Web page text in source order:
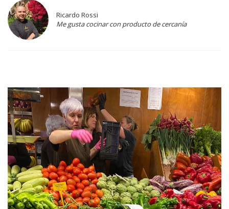
Ricardo Rossi
Me gusta cocinar con producto de cercanía